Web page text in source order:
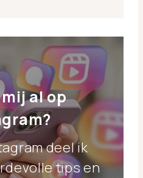
al op
deel ik
tips en